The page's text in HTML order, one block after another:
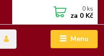
Menu
0 ks
za 0 Kč